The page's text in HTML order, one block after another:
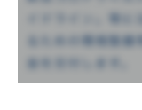
会員登